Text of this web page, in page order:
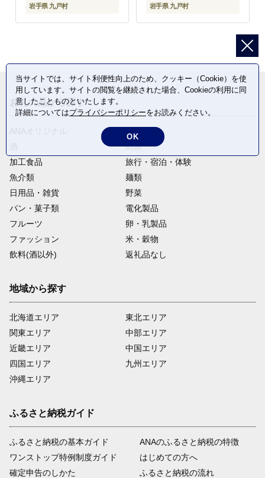
り肉---
岩手県 九戸村
肉 とり とり肉---
岩手県 九戸村
お礼の品から探す
肉類
加工食品
旅行・宿泊・体験
魚介類
麺類
日用品・雑貨
野菜
パン・菓子類
電化製品
フルーツ
卵・乳製品
ファッション
米・穀物
飲料(酒以外)
返礼品なし
地域から探す
北海道エリア
関東エリア
近畿エリア
四国エリア
沖縄エリア
東北エリア
中部エリア
中国エリア
九州エリア
ふるさと納税ガイド
ふるさと納税の基本ガイド
ワンストップ特例制度ガイド
確定申告のしかた
ANAのふるさと納税の特徴
はじめての方へ
ふるさと納税の流れ
当サイトでは、サイト利便性向上のため、クッキー（Cookie）を使
用しています。サイトの閲覧を継続された場合、Cookieの利用に同
意したことものといたします。
詳細についてはプライバシーポリシーをお読みください。
OK